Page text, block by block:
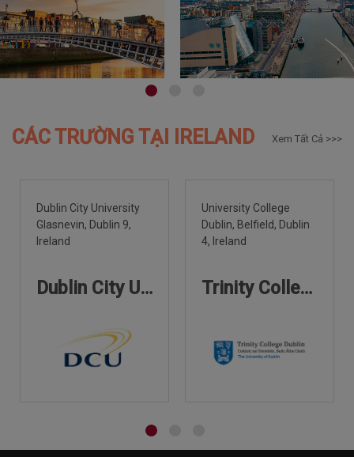
CÁC TRƯỜNG TẠI IRELAND Xem Tất Cả >>>
Dublin City University
Glasnevin, Dublin 9,
Ireland
Dublin City University
University College
Dublin, Belfield, Dublin
4, Ireland
Trinity College Dublin, The University of Dublin